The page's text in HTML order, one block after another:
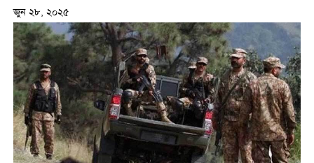
জুন ২৮, ২০২৫